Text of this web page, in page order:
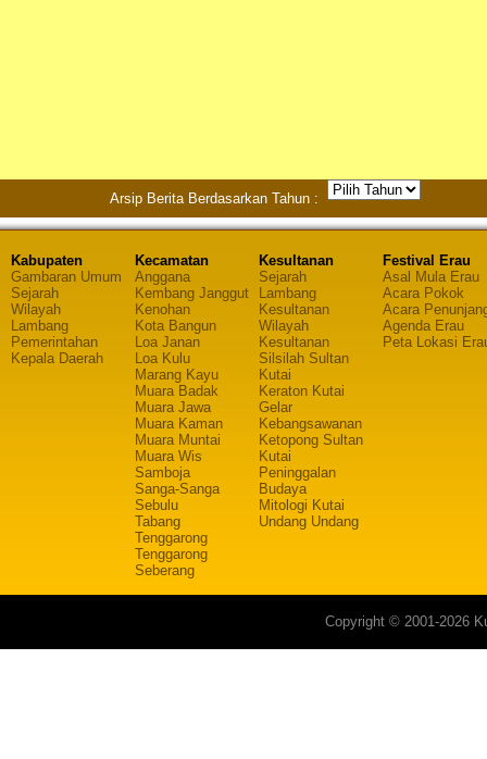
Arsip Berita Berdasarkan Tahun :
Kabupaten
Gambaran Umum
Sejarah
Wilayah
Lambang
Pemerintahan
Kepala Daerah
Kecamatan
Anggana
Kembang Janggut
Kenohan
Kota Bangun
Loa Janan
Loa Kulu
Marang Kayu
Muara Badak
Muara Jawa
Muara Kaman
Muara Muntai
Muara Wis
Samboja
Sanga-Sanga
Sebulu
Tabang
Tenggarong
Tenggarong
Seberang
Kesultanan
Sejarah
Lambang
Kesultanan
Wilayah
Kesultanan
Silsilah Sultan
Kutai
Keraton Kutai
Gelar
Kebangsawanan
Ketopong Sultan
Kutai
Peninggalan
Budaya
Mitologi Kutai
Undang Undang
Festival Erau
Asal Mula Erau
Acara Pokok
Acara
Agenda Erau
Peta Lokasi
Copyright © 2001-2026